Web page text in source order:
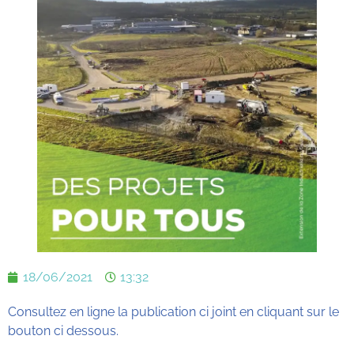
18/06/2021 13:32
Consultez en ligne la publication ci joint en cliquant sur le
bouton ci dessous.